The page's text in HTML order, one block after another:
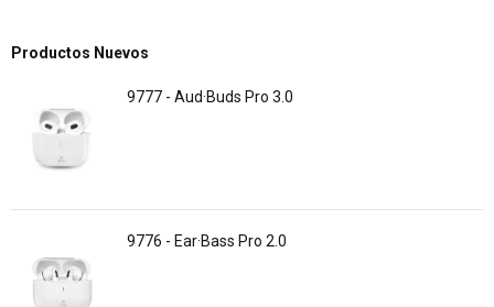
Productos Nuevos
9777 - Aud·Buds Pro 3.0
9776 - Ear·Bass Pro 2.0